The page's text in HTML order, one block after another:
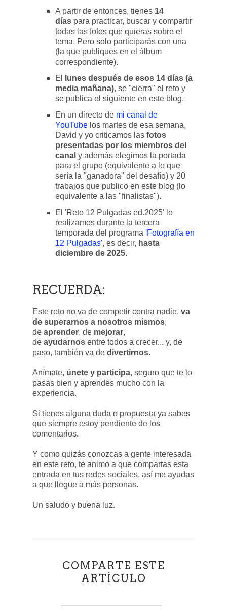
A partir de entonces, tienes 14
días para practicar, buscar y compartir
todas las fotos que quieras sobre el
tema. Pero solo participarás con una
(la que publiques en el álbum
correspondiente).
El
lunes después de esos 14 días (a
media mañana), se "cierra" el reto y
se publica el siguiente en este blog.
En un directo de mi canal de
YouTube los martes de esa semana,
David y yo criticamos las fotos
presentadas por los miembros del
canal y además elegimos la portada
para el grupo (equivalente a lo que
sería la "ganadora" del desafío) y 20
trabajos que publico en este blog (lo
equivalente a las "finalistas").
El 'Reto 12 Pulgadas ed.2025' lo
realizamos durante la tercera
temporada del programa 'Fotografía en
12 Pulgadas', es decir, hasta
diciembre de 2025.
RECUERDA:
Este reto no va de competir contra nadie, va
de superarnos a nosotros mismos,
de aprender, de mejorar,
de ayudarnos entre todos a crecer... y, de
paso, también va de divertirnos.
Anímate, únete y participa, seguro que te lo
pasas bien y aprendes mucho con la
experiencia.
Si tienes alguna duda o propuesta ya sabes
que siempre estoy pendiente de los
comentarios.
Y como quizás conozcas a gente interesada
en este reto, te animo a que compartas esta
entrada en tus redes sociales, así me ayudas
a que llegue a más personas.
Un saludo y buena luz.
COMPARTE ESTE
ARTÍCULO